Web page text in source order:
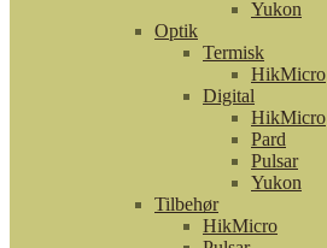
Yukon
Optik
Termisk
HikMicro
Digital
HikMicro
Pard
Pulsar
Yukon
Tilbehør
HikMicro